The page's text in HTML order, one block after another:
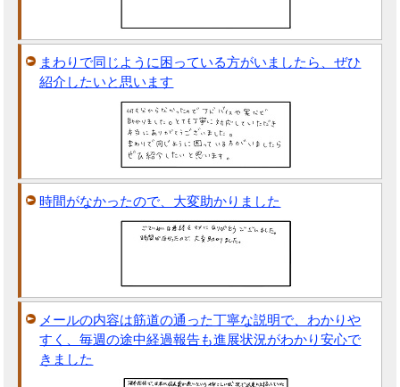
まわりで同じように困っている方がいましたら、ぜひ
紹介したいと思います
時間がなかったので、大変助かりました
メールの内容は筋道の通った丁寧な説明で、わかりや
すく、毎週の途中経過報告も進展状況がわかり安心で
きました